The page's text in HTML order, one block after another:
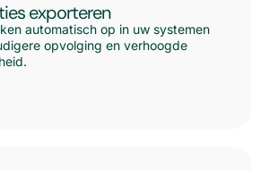
exporteren
automatisch op in uw systemen
opvolging en verhoogde